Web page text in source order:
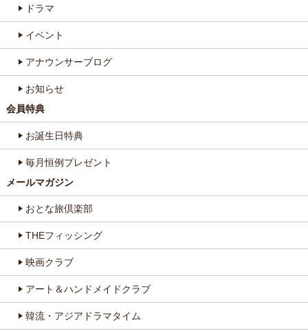
ドラマ
イベント
アナウンサーブログ
お知らせ
会員特典
お誕生日特典
毎月恒例プレゼント
メールマガジン
おとな旅倶楽部
THEフィッシング
映画クラブ
アート＆ハンドメイドクラブ
韓流・アジアドラマタイム